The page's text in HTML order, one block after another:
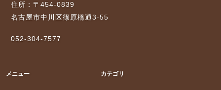
住所：〒454-0839
名古屋市中川区篠原橋通3-55
052-304-7577
メニュー カテゴリ